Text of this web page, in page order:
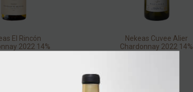
El Rincón
2022 14%
Nekeas Cuvee Alier
Chardonnay 2022 14%